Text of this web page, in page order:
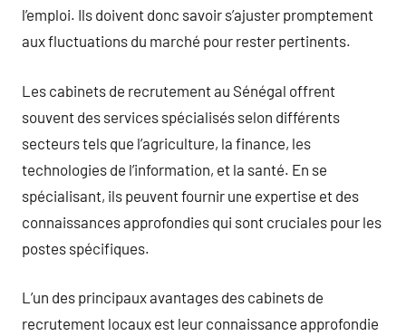
l’emploi. Ils doivent donc savoir s’ajuster promptement
aux fluctuations du marché pour rester pertinents.
Les cabinets de recrutement au Sénégal offrent
souvent des services spécialisés selon différents
secteurs tels que l’agriculture, la finance, les
technologies de l’information, et la santé. En se
spécialisant, ils peuvent fournir une expertise et des
connaissances approfondies qui sont cruciales pour les
postes spécifiques.
L’un des principaux avantages des cabinets de
recrutement locaux est leur connaissance approfondie